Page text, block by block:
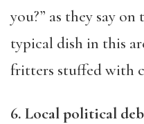
you?” as they say
typical dish in this
fritters stuffed with
6. Local political